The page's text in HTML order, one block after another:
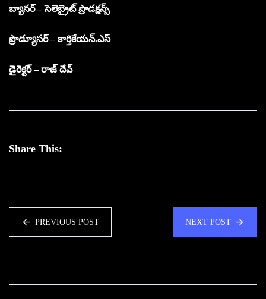
బ్యానర్ – సెలెబ్రైట్ ప్రొడక్షన్స్
ప్రొడ్యూసర్ – కార్తికేయన్.ఎస్
డైరెక్టర్ – రాజ్ దేవ్
Share This:
PREVIOUS POST NEXT POST